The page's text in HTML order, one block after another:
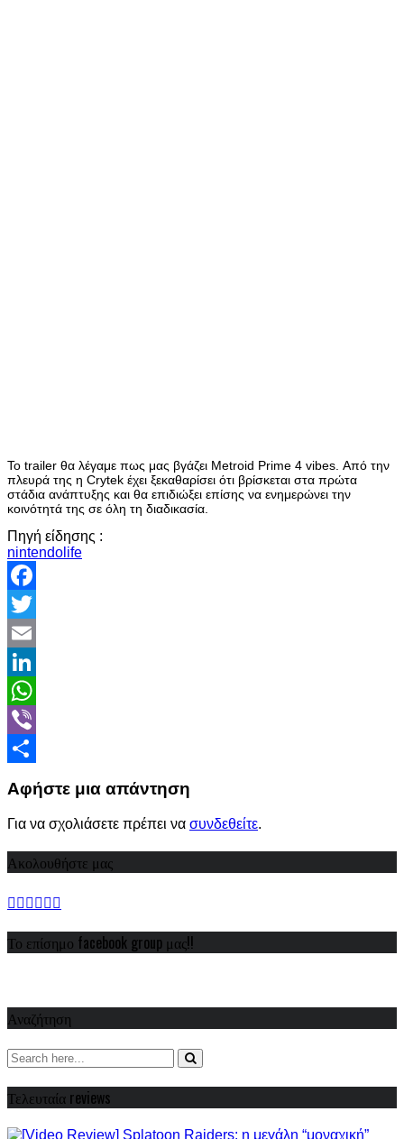
Το trailer θα λέγαμε πως μας βγάζει Metroid Prime 4 vibes. Από την
πλευρά της η Crytek έχει ξεκαθαρίσει ότι βρίσκεται στα πρώτα
στάδια ανάπτυξης και θα επιδιώξει επίσης να ενημερώνει την
κοινότητά της σε όλη τη διαδικασία.
Πηγή είδησης :
nintendolife
Facebook
Twitter
Email
LinkedIn
WhatsApp
Viber
Αφήστε μια απάντηση
Για να σχολιάσετε πρέπει να συνδεθείτε.
Ακολουθήστε μας
Το επίσημο facebook group μας!!
Αναζήτηση
Τελευταία reviews